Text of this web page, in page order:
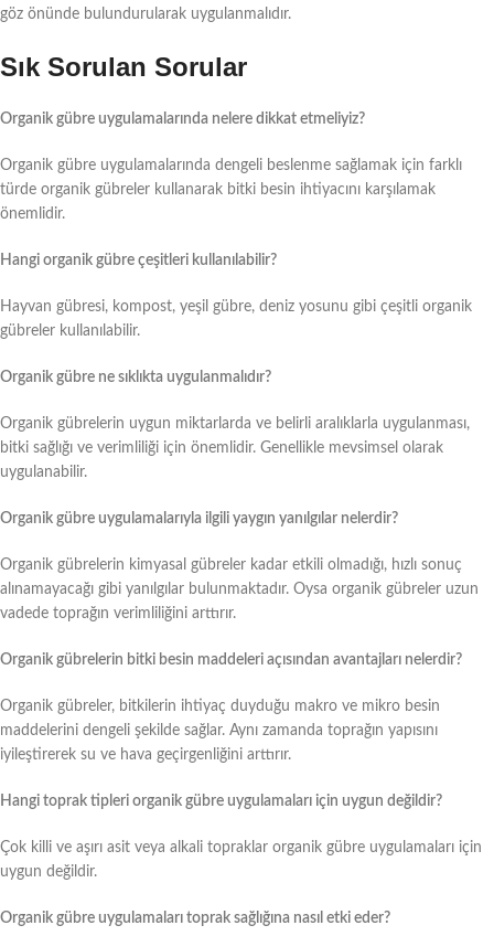
göz önünde bulundurularak uygulanmalıdır.
Sık Sorulan Sorular
Organik gübre uygulamalarında nelere dikkat etmeliyiz?
Organik gübre uygulamalarında dengeli beslenme sağlamak için farklı
türde organik gübreler kullanarak bitki besin ihtiyacını karşılamak
önemlidir.
Hangi organik gübre çeşitleri kullanılabilir?
Hayvan gübresi, kompost, yeşil gübre, deniz yosunu gibi çeşitli organik
gübreler kullanılabilir.
Organik gübre ne sıklıkta uygulanmalıdır?
Organik gübrelerin uygun miktarlarda ve belirli aralıklarla uygulanması,
bitki sağlığı ve verimliliği için önemlidir. Genellikle mevsimsel olarak
uygulanabilir.
Organik gübre uygulamalarıyla ilgili yaygın yanılgılar nelerdir?
Organik gübrelerin kimyasal gübreler kadar etkili olmadığı, hızlı sonuç
alınamayacağı gibi yanılgılar bulunmaktadır. Oysa organik gübreler uzun
vadede toprağın verimliliğini arttırır.
Organik gübrelerin bitki besin maddeleri açısından avantajları nelerdir?
Organik gübreler, bitkilerin ihtiyaç duyduğu makro ve mikro besin
maddelerini dengeli şekilde sağlar. Aynı zamanda toprağın yapısını
iyileştirerek su ve hava geçirgenliğini arttırır.
Hangi toprak tipleri organik gübre uygulamaları için uygun değildir?
Çok killi ve aşırı asit veya alkali topraklar organik gübre uygulamaları için
uygun değildir.
Organik gübre uygulamaları toprak sağlığına nasıl etki eder?